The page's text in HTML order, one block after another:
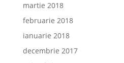
martie 2018
februarie 2018
ianuarie 2018
decembrie 2017